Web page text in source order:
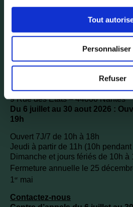
sélectionner les cookies selon les
« Détails ». À tout moment, vous
choix en cliquant sur le lien «
Tout
Personnaliser
Refuser
Accueil des visiteurs
9 Rue des États – 44000 Nantes
Du 6 juillet au 30 aout 2026 :
19h
Ouvert 7J/7 de 10h à 18h
Jeudi à partir de 11h (10h
Dimanche et jours fériés de 10h à
Fermeture annuelle le 25
1 er mai
Contactez-nous